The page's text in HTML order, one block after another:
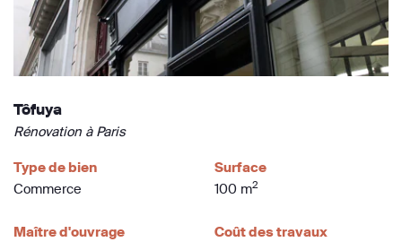
Tôfuya
Rénovation à Paris
Type de bien
Commerce
Surface
100 m2
Maître d'ouvrage
Coût des travaux